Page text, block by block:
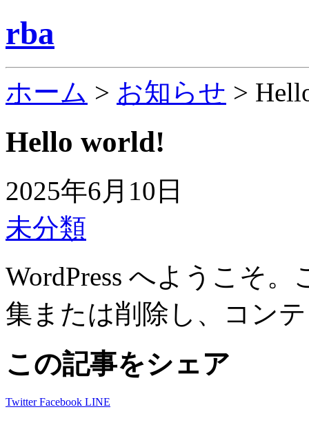
rba
ホーム > お知らせ >
Hello world!
2025年6月10日
未分類
WordPress へようこそ
集または削除し、コン
この記事をシェア
TwitterFacebook LINE